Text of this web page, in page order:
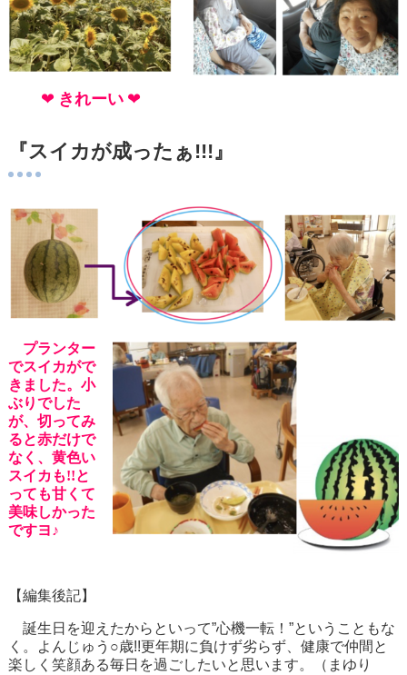
❤ きれーい ❤
『スイカが成ったぁ!!!』
プランター
でスイカがで
きました。小
ぶりでした
が、切ってみ
ると赤だけで
なく、黄色い
スイカも!!と
っても甘くて
美味しかった
ですヨ♪
【編集後記】
誕生日を迎えたからといって”心機一転！”ということもな
く。よんじゅう○歳!!更年期に負けず劣らず、健康で仲間と
楽しく笑顔ある毎日を過ごしたいと思います。（まゆり